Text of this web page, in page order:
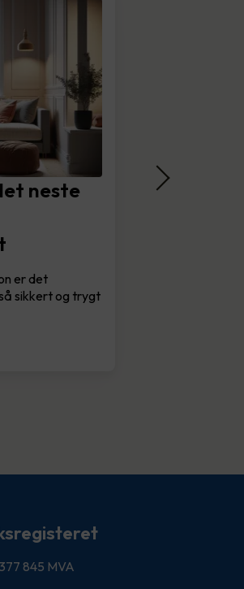
neste
er det
sikkert og trygt
845 MVA